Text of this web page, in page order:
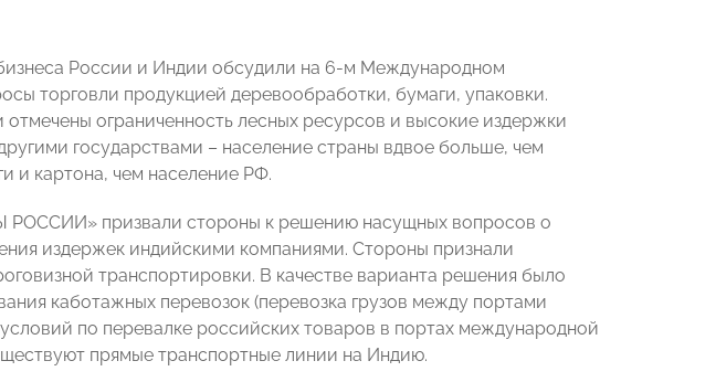
России и Индии обсудили на 6-м Международном
торговли продукцией деревообработки, бумаги, упаковки.
ограниченность лесных ресурсов и высокие издержки
государствами – население страны вдвое больше, чем
и картона, чем население РФ.
РОССИИ» призвали стороны к решению насущных вопросов о
издержек индийскими компаниями. Стороны признали
транспортировки. В качестве варианта решения было
каботажных перевозок (перевозка грузов между портами
по перевалке российских товаров в портах международной
прямые транспортные линии на Индию.